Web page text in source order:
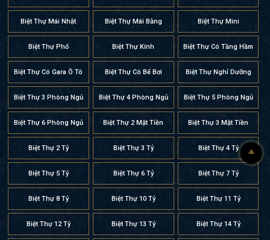
Biệt Thự Mái Nhật Biệt Thự Mái Bằng Biệt Thự Mini
Biệt Thự Phố Biệt Thự Kính Biệt Thự Có Tầng Hầm
Biệt Thự Có Gara Ô Tô Biệt Thự Có Bể Bơi Biệt Thự Nghỉ Dưỡng
Biệt Thự 3 Phòng Ngủ Biệt Thự 4 Phòng Ngủ Biệt Thự 5 Phòng Ngủ
Biệt Thự 6 Phòng Ngủ Biệt Thự 2 Mặt Tiền Biệt Thự 3 Mặt Tiền
Biệt Thự 2 Tỷ Biệt Thự 3 Tỷ Biệt Thự 4 Tỷ
Biệt Thự 5 Tỷ Biệt Thự 6 Tỷ Biệt Thự 7 Tỷ
Biệt Thự 8 Tỷ Biệt Thự 10 Tỷ Biệt Thự 11 Tỷ
Biệt Thự 12 Tỷ Biệt Thự 13 Tỷ Biệt Thự 14 Tỷ